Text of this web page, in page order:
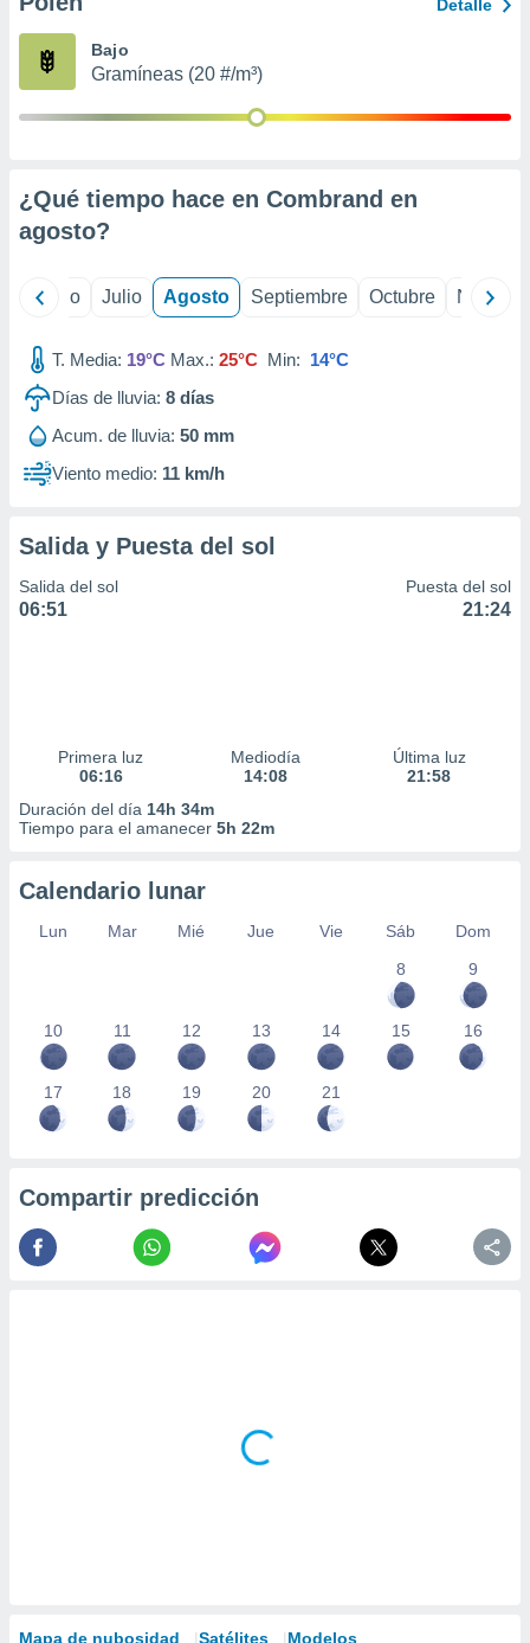
publicidad
1199
Detalle
Bajo
Gramíneas (20 #/m³)
¿Qué tiempo hace en Combrand en
agosto?
Junio Julio Agosto Septiembre Octubre
T. Media: 19°C Max.: 25°C Min: 14°C
Días de lluvia: 8 días
Acum. de lluvia: 50 mm
Viento medio: 11 km/h
Salida y Puesta del sol
Salida del sol
06:51
Puesta del sol
21:24
Primera luz
06:16
Mediodía
14:08
Última luz
21:58
Duración del día 14h 34m
Tiempo para el amanecer 5h 22m
Calendario lunar
Lun Mar Mié Jue Vie Sáb
Dom
8
9
10 11 12 13 14 15 16
17 18 19 20 21
Compartir predicción
Mapa de nubosidad Satélites Modelos